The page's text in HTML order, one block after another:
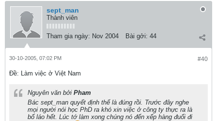
sept_man
Thành viên
Tham gia ngày: Nov 2004 Bài gởi: 44
#40
30-10-2005, 07:02 PM
Ðề: Làm việc ở Việt Nam
Nguyên văn bởi Pham
Bác sept_man quyết định thế là đúng rồi. Trước đây nghe
mọi người nói học PhD ra khó xin việc ở công ty thực ra là
bố láo hết. Lúc tớ làm xong chúng nó đến xếp hàng đuổi đi